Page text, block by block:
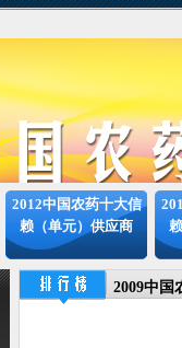
2012中国农药十大信
赖（单元）供应商
2009中国